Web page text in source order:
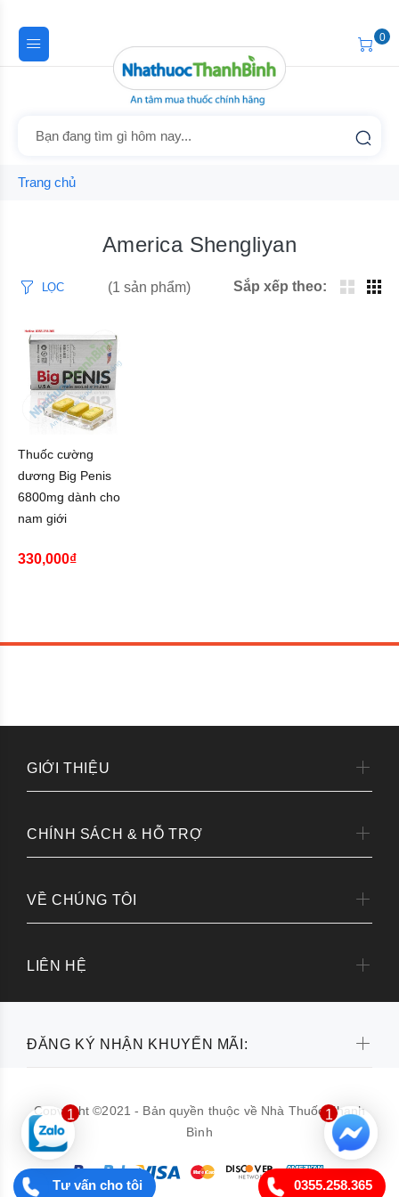
0
Trang chủ
America Shengliyan
LỌC (1 sản phẩm) Sắp xếp theo:
Thuốc cường
dương Big Penis
6800mg dành cho
nam giới
330,000₫
ĐĂNG KÝ NHẬN KHUYẾN MÃI:
GIỚI THIỆU
CHÍNH SÁCH & HỖ TRỢ
VỀ CHÚNG TÔI
LIÊN HỆ
Copyright ©2021 - Bản quyền thuộc về Nhà Thuốc Thanh
Bình
0355.258.365
Tư vấn cho tôi
1
1